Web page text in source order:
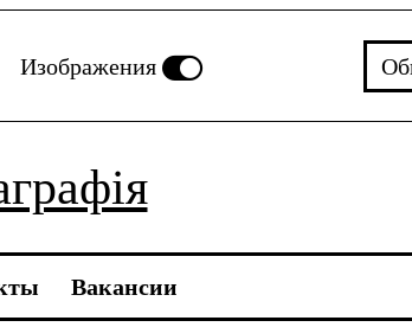
Изображения
Вакансии